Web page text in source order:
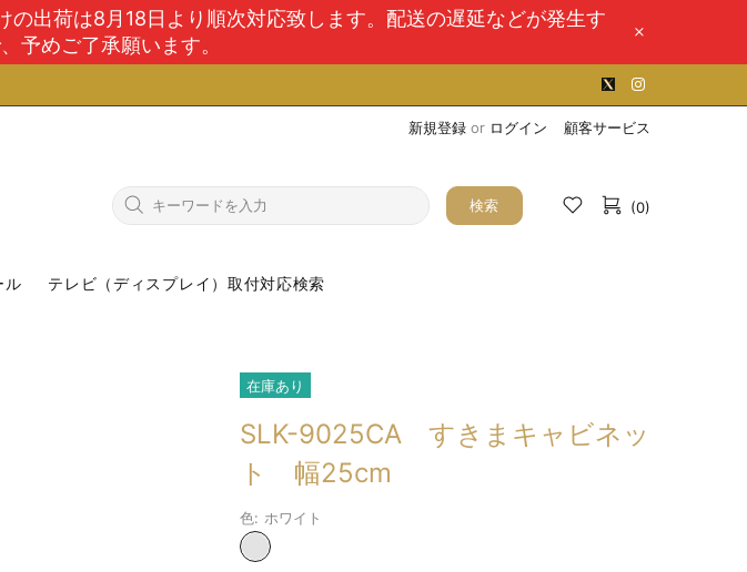
出荷は8月18日より順次対応致します。配送の遅延などが発生す
予めご了承願います。
新規登録 or ログイン 顧客サービス
検索 (0)
ル テレビ（ディスプレイ）取付対応検索
在庫あり
SLK-9025CA すきまキャビネッ
ト 幅25cm
色: ホワイト